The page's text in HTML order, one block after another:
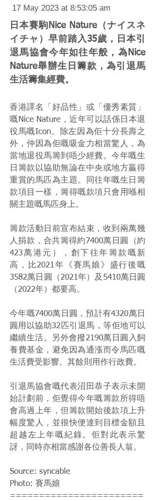
17 May 2023 at 8:53:05 am
日本賽駒Nice Nature（ナイスネ
イチャ）早前踏入35歲，日本引
退馬協會今年如往年般，為Nice
Nature舉辦生日籌款，為引退馬
生活籌集經費。
香港譯名「好品性」或「優秀素質」
嘅Nice Nature，近年可以話係日本退
役馬嘅Icon。除左因為佢十分長壽之
外，仲因為佢嘅吸金力相當驚人，為
當地退役馬籌到唔少經費。今年嘅生
日籌款以協助無論在中央或地方贏得
重賞的馬匹為主題。同往年嘅生日籌
款項目一樣，籌得嘅款項只會用喺相
關主題嘅馬匹身上。
籌款活動日前宣布結束，收到兩萬幾
人捐款，合共籌得約7400萬日圓（約
423萬港元），創下往年籌款嘅新
高，比2021年《賽馬娘》盛行後嘅
3582萬日圓（2021年）及5410萬日圓
（2022年）都要高。
今年嘅7400萬日圓，預計有4320萬日
圓用以協助32匹引退馬，等佢地可以
繼續生活。另外會撥2190萬日圓入飼
養費基金，避免因為通漲而令馬匹嘅
生活費受影響。其餘則用作行政費。
引退馬協會嘅代表沼田恭子表示未開
始計劃前，佢覺得今年嘅籌款所得唔
會高過上年，但籌款開始後款項上升
幅度驚人，並很快便達到目標金額且
超越左上年嘅紀錄。佢對此表示驚
訝，同時亦相當感謝各位善長人翁。
Source: syncable
Photo: 賽馬娘
=======================